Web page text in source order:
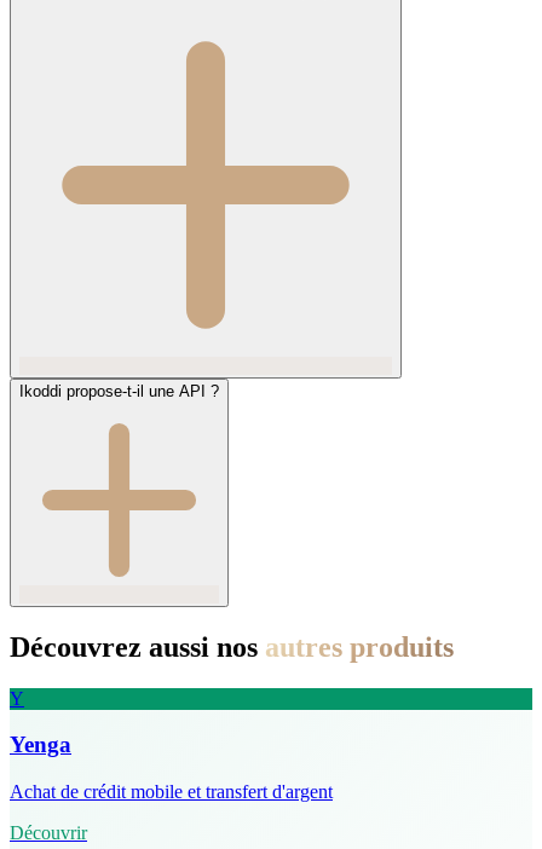
Ikoddi propose-t-il une API ?
Découvrez aussi nos autres produits
Y
Yenga
Achat de crédit mobile et transfert d'argent
Découvrir